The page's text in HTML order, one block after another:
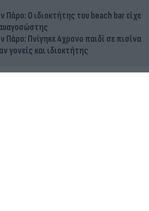
Πάρο: Ο ιδιοκτήτης του beach bar είχε
Πάρο: Πνίγηκε 4χρονο παιδί σε πισίνα
γονείς και ιδιοκτήτης